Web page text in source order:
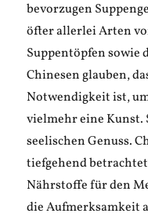
bevorzugen
öfter allerlei Arten
Suppentöpfen sowie
Chinesen glauben,
Notwendigkeit ist,
vielmehr eine Kunst.
seelischen Genuss.
tiefgehend
Nährstoffe für den
die Aufmerksamkeit